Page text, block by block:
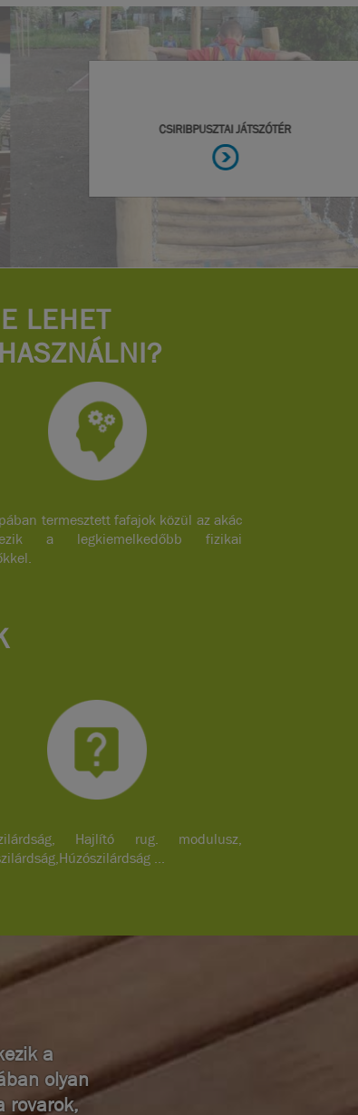
LEHET
termesztett fafajok közül az akác
a legkiemelkedőbb fizikai
Hajlító rug. modulusz,
...
a
olyan
rovarok,